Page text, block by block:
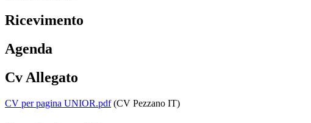
Ricevimento
Agenda
Cv Allegato
CV per pagina UNIOR.pdf(CV Pezzano IT)